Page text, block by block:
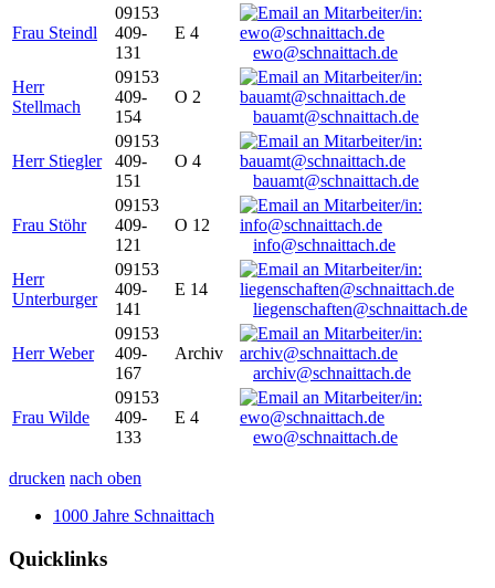
Frau Steindl
09153
409-
131
E 4
ewo@schnaittach.de
Herr
Stellmach
09153
409-
154
O 2
bauamt@schnaittach.de
Herr Stiegler
09153
409-
151
O 4
bauamt@schnaittach.de
Frau Stöhr
09153
409-
121
O 12
info@schnaittach.de
Herr
Unterburger
09153
409-
141
E 14
liegenschaften@schnaittach.de
Herr Weber
09153
409-
167
Archiv
archiv@schnaittach.de
Frau Wilde
09153
409-
133
E 4
ewo@schnaittach.de
drucken nach oben
1000 Jahre Schnaittach
Quicklinks